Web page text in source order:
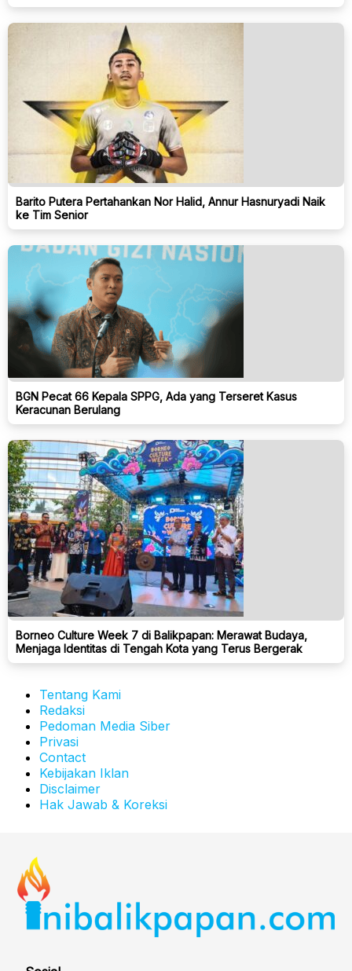
Barito Putera Pertahankan Nor Halid, Annur Hasnuryadi Naik
ke Tim Senior
BGN Pecat 66 Kepala SPPG, Ada yang Terseret Kasus
Keracunan Berulang
Borneo Culture Week 7 di Balikpapan: Merawat Budaya,
Menjaga Identitas di Tengah Kota yang Terus Bergerak
Tentang Kami
Redaksi
Pedoman Media Siber
Privasi
Contact
Kebijakan Iklan
Disclaimer
Hak Jawab & Koreksi